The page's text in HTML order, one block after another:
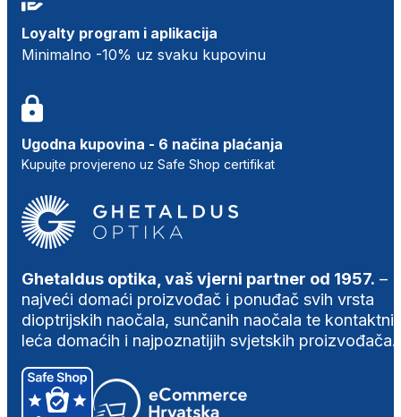
Loyalty program i aplikacija
Minimalno -10% uz svaku kupovinu
Ugodna kupovina - 6 načina plaćanja
Kupujte provjereno uz Safe Shop certifikat
Ghetaldus optika, vaš vjerni partner od 1957. –
najveći domaći proizvođač i ponuđač svih vrsta
dioptrijskih naočala, sunčanih naočala te
leća domaćih i najpoznatijih svjetskih proizvođača.